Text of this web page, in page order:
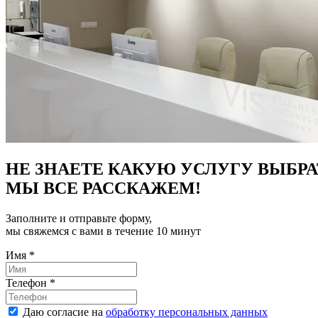
НЕ ЗНАЕТЕ КАКУЮ УСЛУГУ
МЫ ВСЕ РАССКАЖЕМ!
Заполните и отправьте форму,
мы свяжемся с вами в течение 10 минут
Имя *
Телефон *
Даю согласие на обработку персональных данных